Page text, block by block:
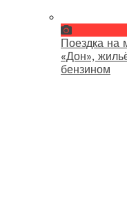
Поездка
«Дон»,
бензином